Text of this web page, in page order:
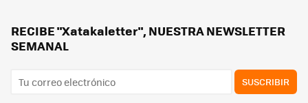
RECIBE "Xatakaletter", NUESTRA NEWSLETTER
SEMANAL
SUSCRIBIR